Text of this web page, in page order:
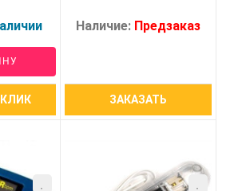
КЛИК
Наличие: Предзаказ
ЗАКАЗАТЬ